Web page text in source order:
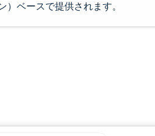
ベースで提供されます。